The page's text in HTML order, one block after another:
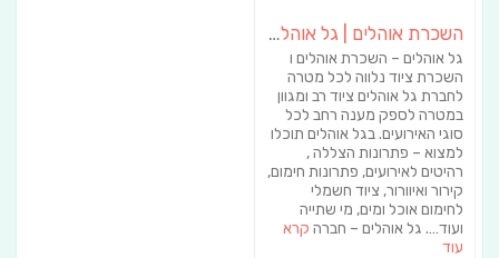
השכרת אוהלים | גל אוהלים
גל אוהלים – השכרת אוהלים ו
השכרת ציוד נלווה לכל מטרה
לחברת גל אוהלים ציוד רב ומגוון
במטרה לספק מענה רחב לכל
סוגי האירועים. בגל אוהלים תוכלו
למצוא – פתרונות הצללה ,
רהיטים לאירועים, פתרונות חימום,
קירור ואיוורור, ציוד חשמלי
לחימום אוכל ומים, מי שתייה
ועוד…. גל אוהלים – חברה קרא
עוד